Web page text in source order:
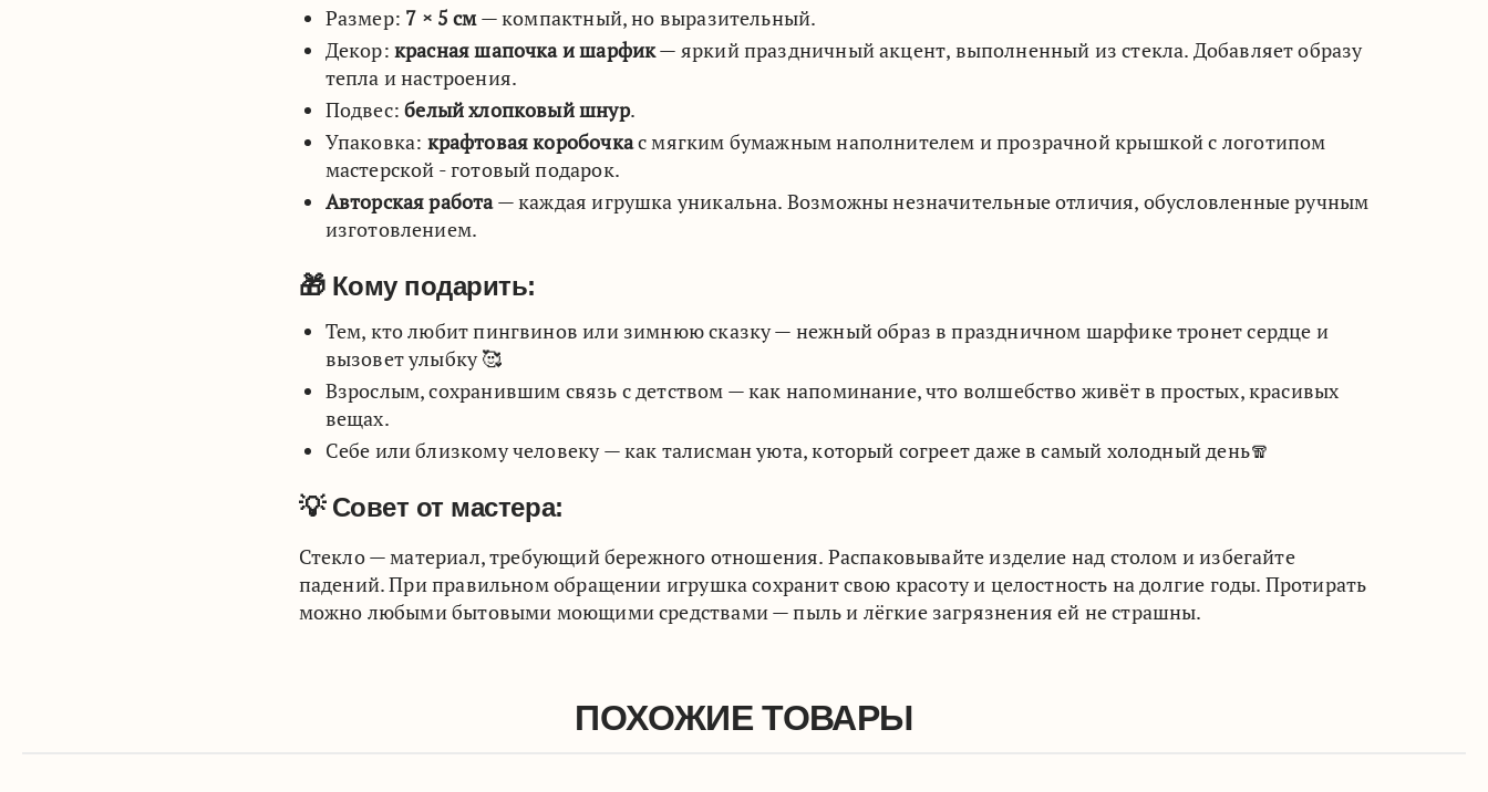
Размер: 7 × 5 см— компактный, но выразительный.
Декор: красная шапочка и шарфик— яркий праздничный акцент, выполненный из стекла. Добавляет образу
тепла и настроения.
Подвес:белый хлопковый шнур.
Упаковка: крафтовая коробочкас мягким бумажным наполнителем и прозрачной крышкой с логотипом
мастерской - готовый подарок.
Авторская работа— каждая игрушка уникальна. Возможны незначительные отличия, обусловленные ручным
изготовлением.
🎁 Кому подарить:
Тем, кто любит пингвинов или зимнюю сказку — нежный образ в праздничном шарфике тронет сердце и
вызовет улыбку 🥰
Взрослым, сохранившим связь с детством — как напоминание, что волшебство живёт в простых, красивых
вещах.
Себе или близкому человеку — как талисман уюта, который согреет даже в самый холодный день🧣
💡 Совет от мастера:
Стекло — материал, требующий бережного отношения. Распаковывайте изделие над столом и избегайте
падений. При правильном обращении игрушка сохранит свою красоту и целостность на долгие годы. Протирать
можно любыми бытовыми моющими средствами — пыль и лёгкие загрязнения ей не страшны.
ПОХОЖИЕ ТОВАРЫ